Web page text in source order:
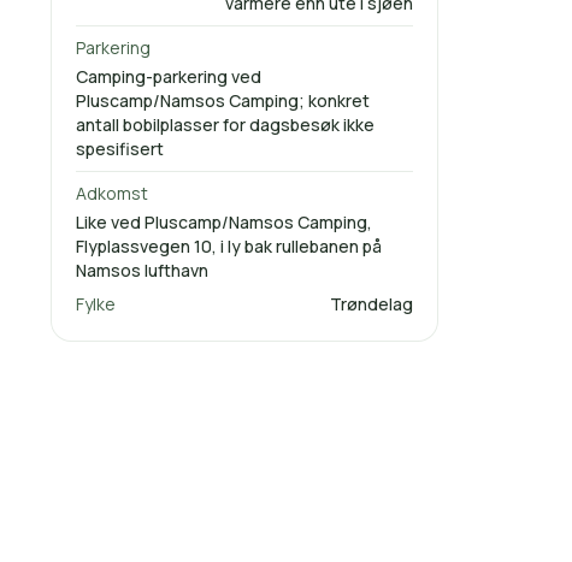
Parkering
Camping-parkering ved
Pluscamp/Namsos Camping; konkret
antall bobilplasser for dagsbesøk ikke
spesifisert
Adkomst
Like ved Pluscamp/Namsos Camping,
Flyplassvegen 10, i ly bak rullebanen på
Namsos lufthavn
Fylke
Trøndelag